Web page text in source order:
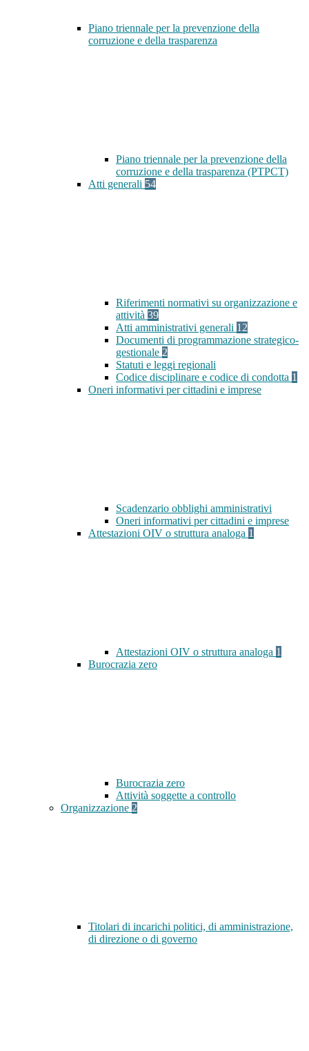
Piano triennale per la prevenzione della
corruzione e della trasparenza
Piano triennale per la prevenzione della
corruzione e della trasparenza (PTPCT)
Atti generali 54
Riferimenti normativi su organizzazione e
attività 39
Atti amministrativi generali 12
Documenti di programmazione strategico-
gestionale 2
Statuti e leggi regionali
Codice disciplinare e codice di condotta 1
Oneri informativi per cittadini e imprese
Scadenzario obblighi amministrativi
Oneri informativi per cittadini e imprese
Attestazioni OIV o struttura analoga 1
Attestazioni OIV o struttura analoga 1
Burocrazia zero
Burocrazia zero
Attività soggette a controllo
Organizzazione 2
Titolari di incarichi politici, di amministrazione,
di direzione o di governo